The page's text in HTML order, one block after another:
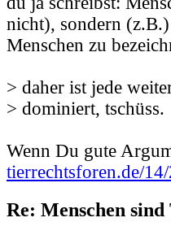
nicht), sondern
Menschen zu
> daher ist jede
> dominiert, tschüss.
Wenn Du gute
tierrechtsforen.de/
Re: Menschen